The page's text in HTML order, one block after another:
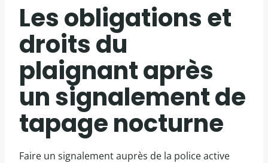
Les obligations et
droits du
plaignant après
un signalement de
tapage nocturne
Faire un signalement auprès de la police active